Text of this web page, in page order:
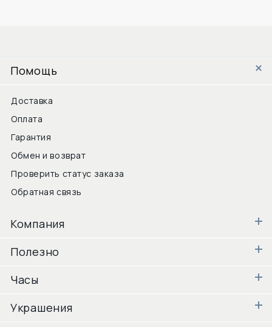
Помощь
Доставка
Оплата
Гарантия
Обмен и возврат
Проверить статус заказа
Обратная связь
Компания
Полезно
Часы
Украшения